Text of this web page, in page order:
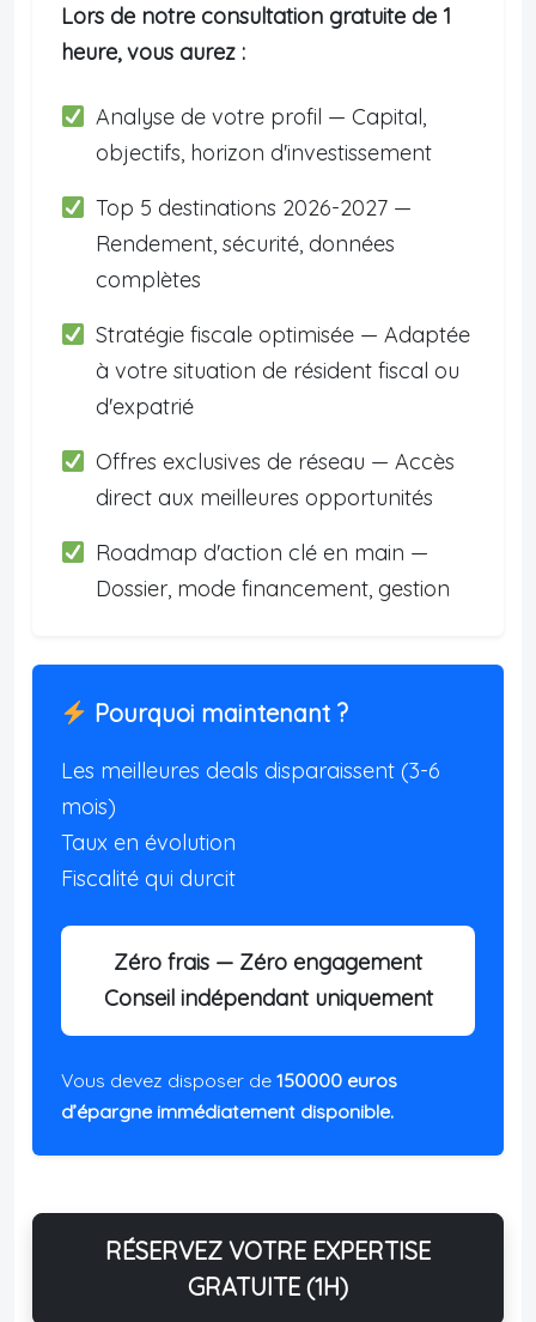
Lors de notre consultation gratuite de 1
heure, vous aurez :
Analyse de votre profil — Capital,
objectifs, horizon d'investissement
Top 5 destinations 2026-2027 —
Rendement, sécurité, données
complètes
Stratégie fiscale optimisée — Adaptée
à votre situation de résident fiscal ou
d'expatrié
Offres exclusives de réseau — Accès
direct aux meilleures opportunités
Roadmap d'action clé en main —
Dossier, mode financement, gestion
Pourquoi maintenant ?
Les meilleures deals disparaissent (3-6
mois)
Taux en évolution
Fiscalité qui durcit
Zéro frais — Zéro engagement
Conseil indépendant uniquement
Vous devez disposer de 150000 euros
d’épargne immédiatement disponible.
RÉSERVEZ VOTRE EXPERTISE
GRATUITE (1H)